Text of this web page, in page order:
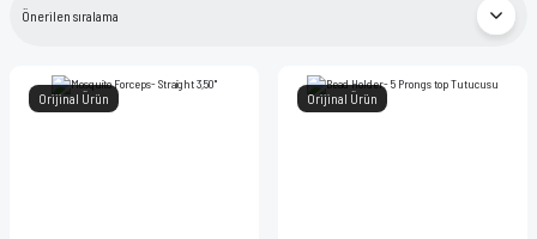
Orijinal Ürün Orijinal Ürün